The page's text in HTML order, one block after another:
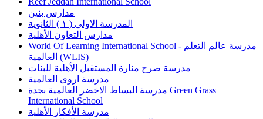
مدارس بنين
المدرسة الاولى ( ١ ) الثانوية
مدارس التعاون الأهلية
World Of Learning International School - مدرسة عالم التعلم
العالمية (WLIS)
مدرسة صرح منارة المستقبل الأهلية للبنات
مدرسة اروى العالمية
مدرسة البساط الاخضر العالمية بجدة Green Grass
International School
مدرسة الأفكار الأهلية